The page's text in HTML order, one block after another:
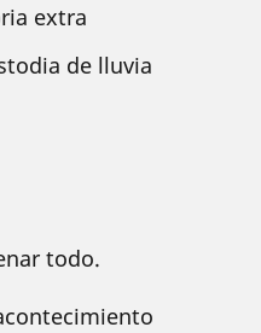
extra
de lluvia
todo.